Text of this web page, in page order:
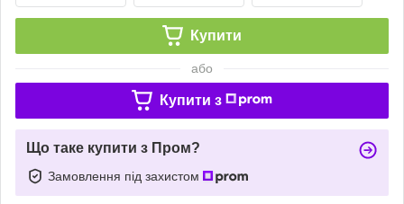
Купити
або
Купити з
Що таке купити з Пром?
Замовлення під захистом